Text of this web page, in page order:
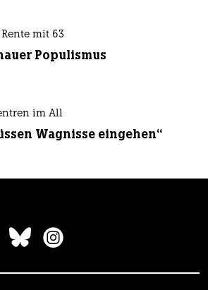
mit 63
Populismus
im All
Wagnisse eingehen“